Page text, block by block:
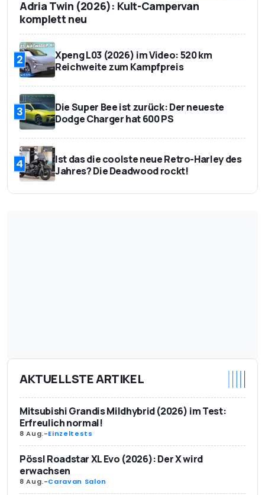
Adria Twin (2026): Kult-Campervan
komplett neu
2
Xpeng L03 (2026) im Video: 520 km
Reichweite zum Kampfpreis
3
Die Super Bee ist zurück: Der neueste
Dodge Charger hat 600 PS
4
Ist das die coolste neue Retro-Harley des
Jahres? Die Deadwood rockt!
AKTUELLSTE ARTIKEL
Mitsubishi Grandis Mildhybrid (2026) im Test:
Erfreulich normal!
8 Aug.-Einzeltests
Pössl Roadstar XL Evo (2026): Der X wird
erwachsen
8 Aug.-Caravan Salon